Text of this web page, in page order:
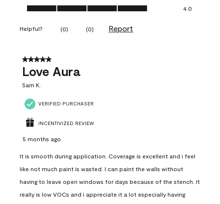
Ease of Application, 4.0 out of 5 4.0
Helpful? (0) (0) Report
5 out of 5 stars.
Love Aura
Sam K.
VERIFIED PURCHASER
INCENTIVIZED REVIEW
5 months ago
It is smooth during application. Coverage is excellent and i feel
like not much paint is wasted. I can paint the walls without
having to leave open windows for days because of the stench. It
really is low VOCs and i appreciate it a lot especially having